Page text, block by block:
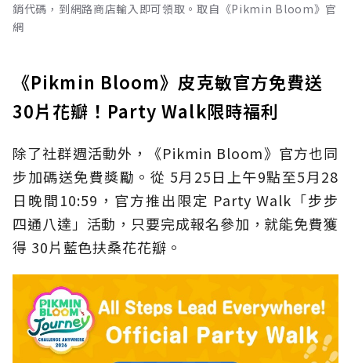
銷代碼，到網路商店輸入即可領取。取自《Pikmin Bloom》官
網
《Pikmin Bloom》皮克敏官方免費送
30片花瓣！Party Walk限時福利
除了社群週活動外，《Pikmin Bloom》官方也同
步加碼送免費獎勵。從 5月25日上午9點至5月28
日晚間10:59，官方推出限定 Party Walk「步步
四通八達」活動，只要完成報名參加，就能免費獲
得 30片藍色扶桑花花瓣。